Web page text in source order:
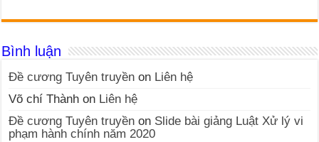
Bình luận
Đề cương Tuyên truyền on Liên hệ
Võ chí Thành on Liên hệ
Đề cương Tuyên truyền on Slide bài giảng Luật Xử lý vi
phạm hành chính năm 2020